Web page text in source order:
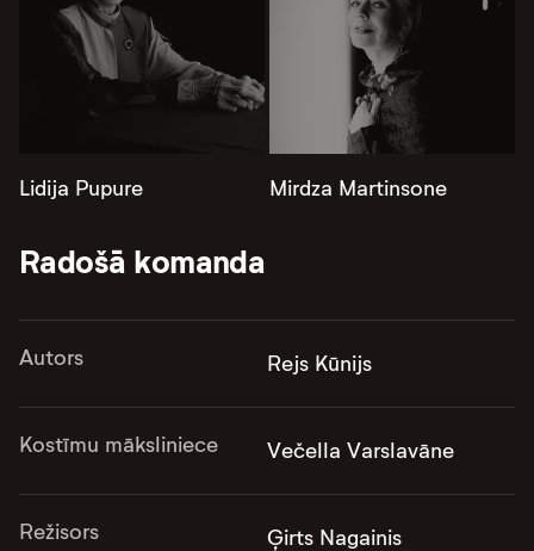
Lidija Pupure Mirdza Martinsone
Radošā komanda
Autors Rejs Kūnijs
Kostīmu māksliniece Večella Varslavāne
Režisors Ģirts Nagainis